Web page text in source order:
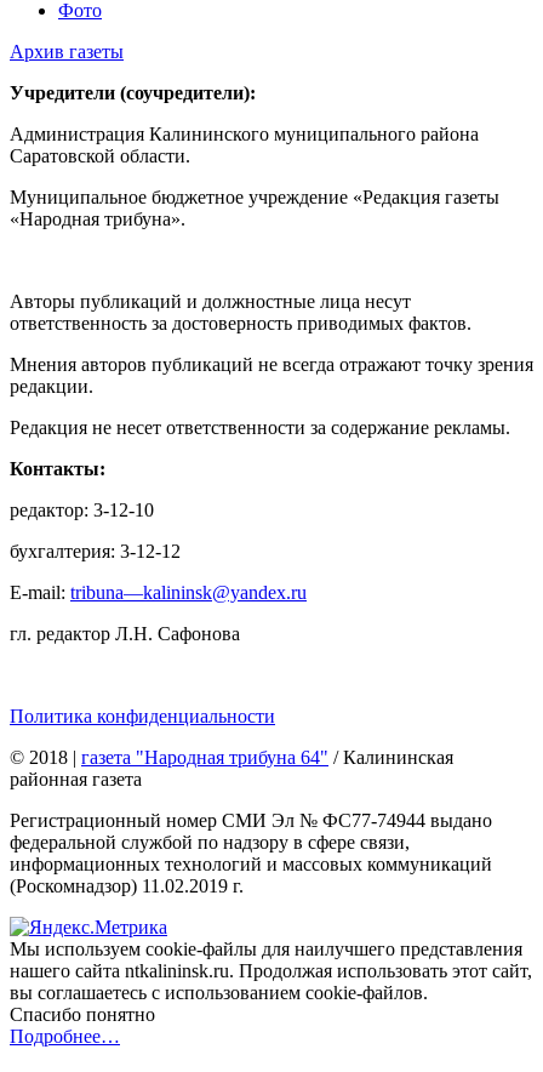
Фото
Архив газеты
Учредители (соучредители):
Администрация Калининского муниципального района
Саратовской области.
Муниципальное бюджетное учреждение «Редакция газеты
«Народная трибуна».
Авторы публикаций и должностные лица несут
ответственность за достоверность приводимых фактов.
Мнения авторов публикаций не всегда отражают точку зрения
редакции.
Редакция не несет ответственности за содержание рекламы.
Контакты:
редактор: 3-12-10
бухгалтерия: 3-12-12
E-mail: tribuna—kalininsk@yandex.ru
гл. редактор Л.Н. Сафонова
Политика конфиденциальности
© 2018 | газета "Народная трибуна 64" / Калининская
районная газета
Регистрационный номер СМИ Эл № ФС77-74944 выдано
федеральной службой по надзору в сфере связи,
информационных технологий и массовых коммуникаций
(Роскомнадзор) 11.02.2019 г.
Мы используем cookie-файлы для наилучшего представления
нашего сайта ntkalininsk.ru. Продолжая использовать этот сайт,
вы соглашаетесь с использованием cookie-файлов.
Спасибо понятно
Подробнее…